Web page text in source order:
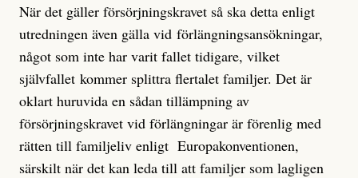
När det gäller försörjningskravet så ska detta enligt
utredningen även gälla vid förlängningsansökningar,
något som inte har varit fallet tidigare, vilket
självfallet kommer splittra flertalet familjer. Det är
oklart huruvida en sådan tillämpning av
försörjningskravet vid förlängningar är förenlig med
rätten till familjeliv enligt Europakonventionen,
särskilt när det kan leda till att familjer som lagligen